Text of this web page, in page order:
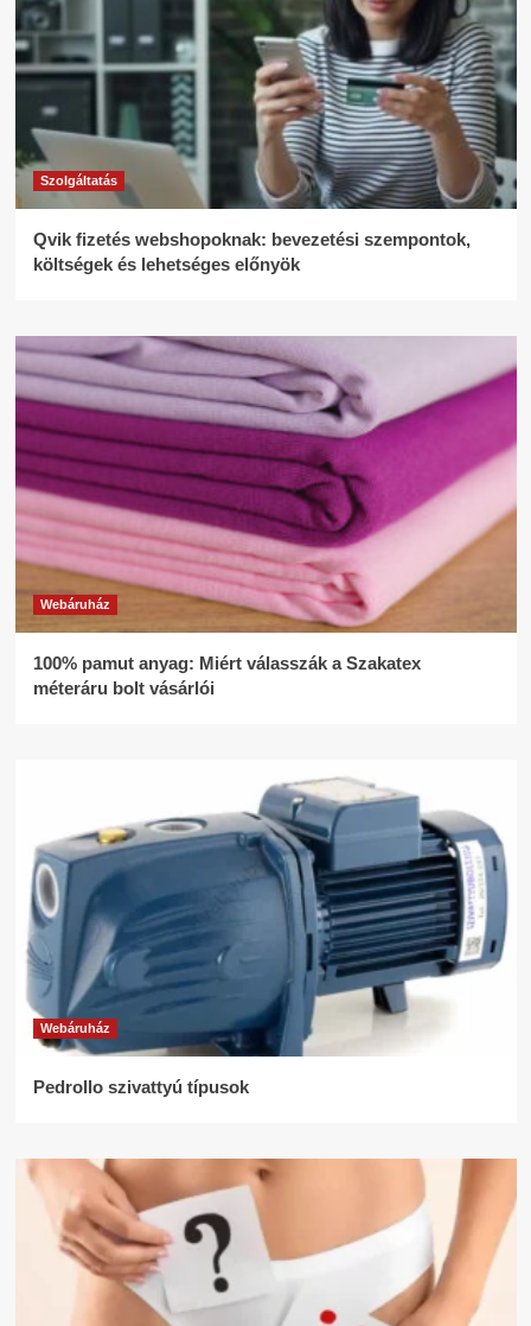
Szolgáltatás
Qvik fizetés webshopoknak: bevezetési szempontok,
költségek és lehetséges előnyök
Webáruház
100% pamut anyag: Miért válasszák a Szakatex
méteráru bolt vásárlói
Webáruház
Pedrollo szivattyú típusok